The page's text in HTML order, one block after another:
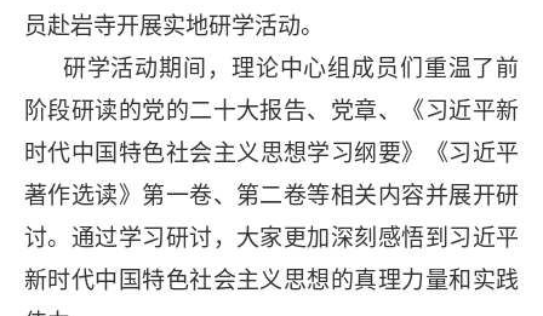
员赴岩寺开展实地研学活动。
研学活动期间，理论中心组成员们重温了前
阶段研读的党的二十大报告、党章、《习近平新
时代中国特色社会主义思想学习纲要》《习近平
著作选读》第一卷、第二卷等相关内容并展开研
讨。通过学习研讨，大家更加深刻感悟到习近平
新时代中国特色社会主义思想的真理力量和实践